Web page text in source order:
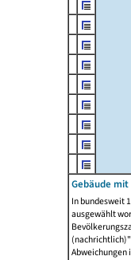
Gebäude mit
In bundesweit
ausgewählt
Abweichungen